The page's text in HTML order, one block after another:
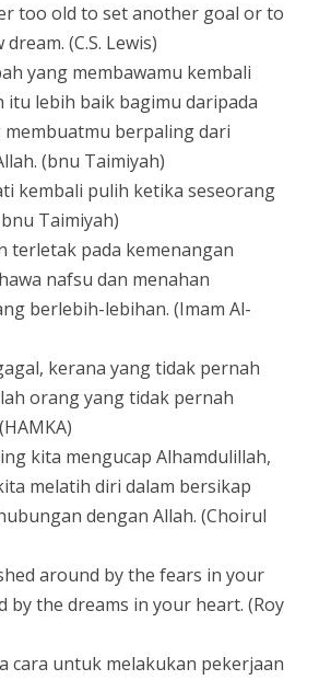
too old to set another goal or to
(C.S. Lewis)
yang membawamu kembali
itu lebih baik bagimu daripada
membuatmu berpaling dari
(bnu Taimiyah)
kembali pulih ketika seseorang
Taimiyah)
terletak pada kemenangan
nafsu dan menahan
berlebih-lebihan. (Imam Al-
kerana yang tidak pernah
orang yang tidak pernah
kita mengucap Alhamdulillah,
melatih diri dalam bersikap
dengan Allah. (Choirul
around by the fears in your
by the dreams in your heart. (Roy
cara untuk melakukan pekerjaan